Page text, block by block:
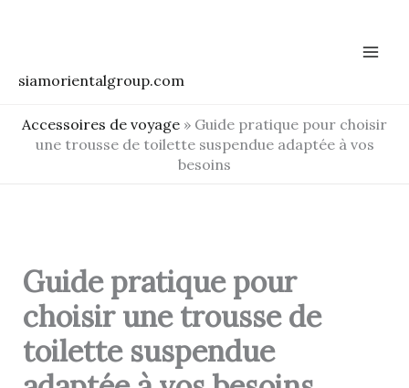
siamorientalgroup.com
Accessoires de voyage » Guide pratique pour choisir
une trousse de toilette suspendue adaptée à vos
besoins
Guide pratique pour
choisir une trousse de
toilette suspendue